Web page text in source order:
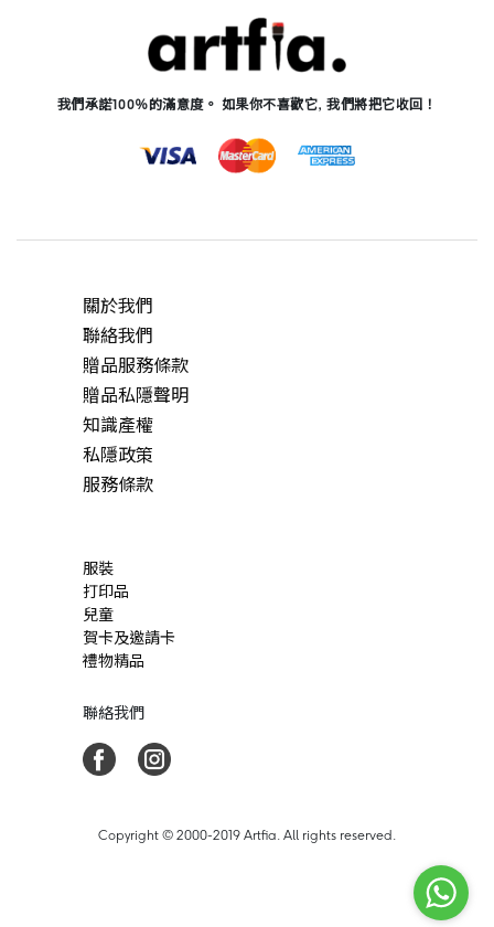
我們承諾100％的滿意度。 如果你不喜歡它, 我們將把它收回！
關於我們
聯絡我們
贈品服務條款
贈品私隱聲明
知識產權
私隱政策
服務條款
服裝
打印品
兒童
賀卡及邀請卡
禮物精品
聯絡我們
Copyright © 2000-2019 Artfia. All rights reserved.